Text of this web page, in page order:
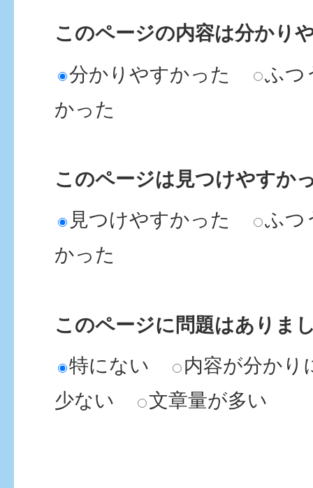
このページの内容は分かり
分かりやすかった
ふつ
かった
このページは見つけやすか
見つけやすかった
ふつ
かった
このページに問題はありま
特にない
内容が分かり
少ない
文章量が多い